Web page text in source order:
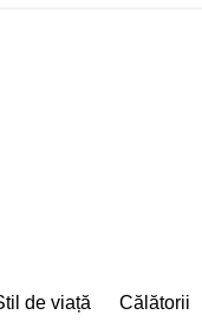
de viață Călătorii